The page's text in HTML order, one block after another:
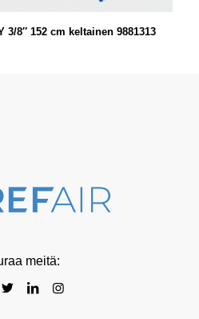
3/8″ 152 cm keltainen 9881313
meitä: